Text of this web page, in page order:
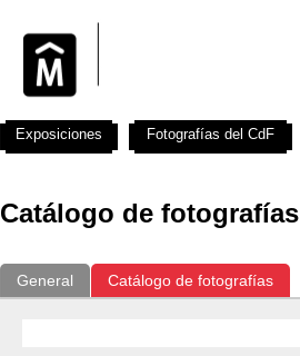
Catálogo de fotografías
General Catálogo de fotografías
Exposiciones Fotografías del CdF